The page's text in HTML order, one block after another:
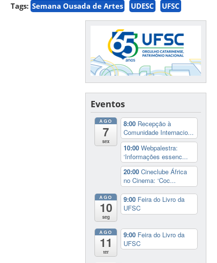
Tags: Semana Ousada de Artes UDESC UFSC
Eventos
AGO
7
sex
8:00 Recepção à
Comunidade Internacio...
10:00Webpalestra:
‘Informações essenc...
20:00Cineclube África
no Cinema: ‘Coc...
AGO
10
seg
9:00 Feira do Livro da
UFSC
AGO
11
ter
9:00 Feira do Livro da
UFSC